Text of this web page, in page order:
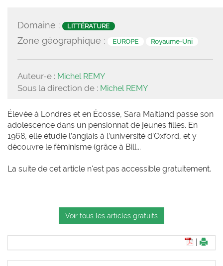
Domaine : LITTÉRATURE
Zone géographique : EUROPE Royaume-Uni
Auteur-e : Michel REMY
Sous la direction de : Michel REMY
Élevée à Londres et en Écosse, Sara Maitland passe son
adolescence dans un pensionnat de jeunes filles. En
1968, elle étudie l’anglais à l’université d’Oxford, et y
découvre le féminisme (grâce à Bill...
La suite de cet article n'est pas accessible gratuitement.
Voir tous les articles gratuits